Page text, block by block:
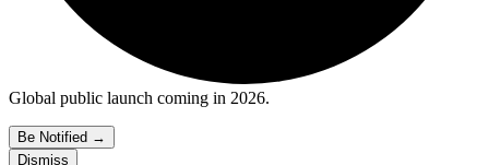
Global public launch coming in 2026.
Be Notified →
Dismiss